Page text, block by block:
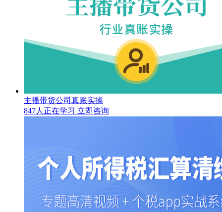
主播带货公司真账实操
847人正在学习 立即咨询